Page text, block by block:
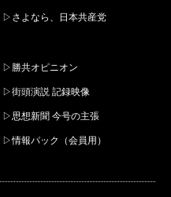
▷さよなら、日本共産党
▷勝共オピニオン
▷街頭演説 記録映像
▷思想新聞 今号の主張
▷情報パック（会員用）